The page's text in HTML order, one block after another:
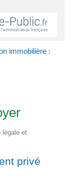
immobilière :
légale et
privé